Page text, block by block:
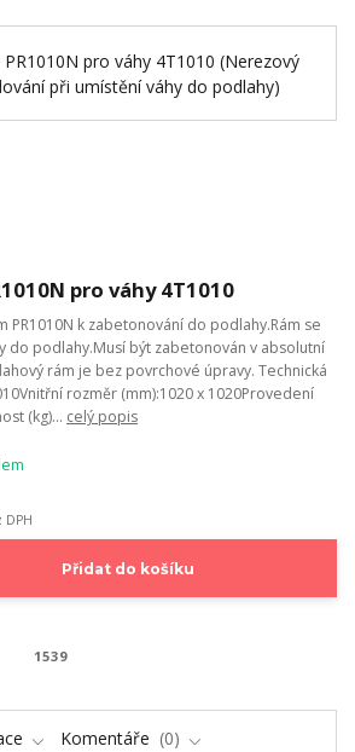
pro váhy 4T1010
PR1010N k zabetonování do podlahy.Rám se
do podlahy.Musí být zabetonován v absolutní
rám je bez povrchové úpravy. Technická
rozměr (mm):1020 x 1020Provedení
(kg)... celý popis
DPH
Přidat do košíku
1539
Komentáře 0